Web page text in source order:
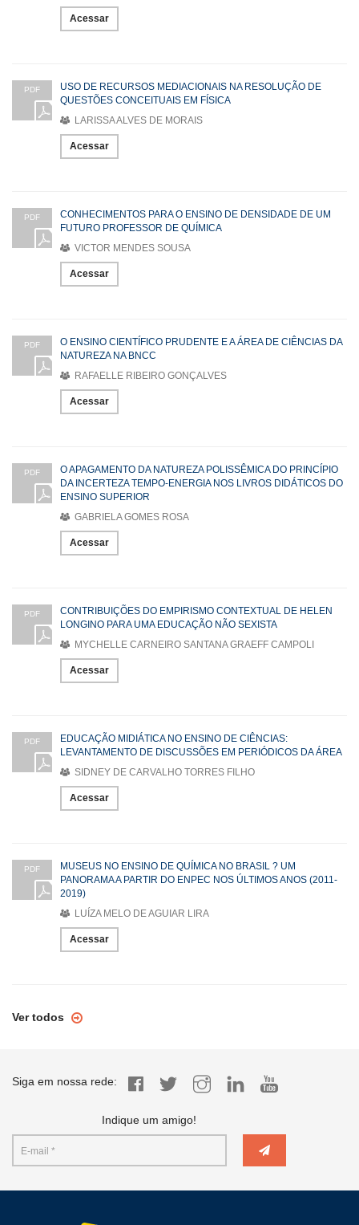
Acessar
PDF
USO DE RECURSOS MEDIACIONAIS NA RESOLUÇÃO DE
QUESTÕES CONCEITUAIS EM FÍSICA
LARISSA ALVES DE MORAIS
Acessar
PDF
CONHECIMENTOS PARA O ENSINO DE DENSIDADE DE UM
FUTURO PROFESSOR DE QUÍMICA
VICTOR MENDES SOUSA
Acessar
PDF
O ENSINO CIENTÍFICO PRUDENTE E A ÁREA DE CIÊNCIAS DA
NATUREZA NA BNCC
RAFAELLE RIBEIRO GONÇALVES
Acessar
PDF
O APAGAMENTO DA NATUREZA POLISSÊMICA DO PRINCÍPIO
DA INCERTEZA TEMPO-ENERGIA NOS LIVROS DIDÁTICOS DO
ENSINO SUPERIOR
GABRIELA GOMES ROSA
Acessar
PDF
CONTRIBUIÇÕES DO EMPIRISMO CONTEXTUAL DE HELEN
LONGINO PARA UMA EDUCAÇÃO NÃO SEXISTA
MYCHELLE CARNEIRO SANTANA GRAEFF CAMPOLI
Acessar
PDF
EDUCAÇÃO MIDIÁTICA NO ENSINO DE CIÊNCIAS:
LEVANTAMENTO DE DISCUSSÕES EM PERIÓDICOS DA ÁREA
SIDNEY DE CARVALHO TORRES FILHO
Acessar
PDF
MUSEUS NO ENSINO DE QUÍMICA NO BRASIL ? UM
PANORAMA A PARTIR DO ENPEC NOS ÚLTIMOS ANOS (2011-
2019)
LUÍZA MELO DE AGUIAR LIRA
Acessar
Ver todos
Siga em nossa rede:
Indique um amigo!